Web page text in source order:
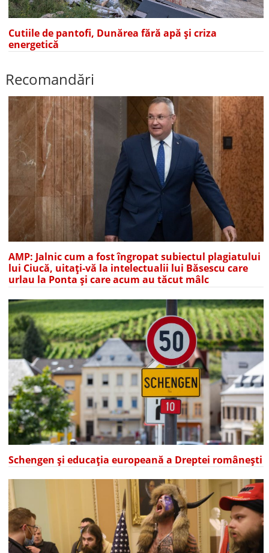
Cutiile de pantofi, Dunărea fără apă și criza
energetică
Recomandări
AMP: Jalnic cum a fost îngropat subiectul plagiatului
lui Ciucă, uitați-vă la intelectualii lui Băsescu care
urlau la Ponta și care acum au tăcut mâlc
Schengen și educația europeană a Dreptei românești